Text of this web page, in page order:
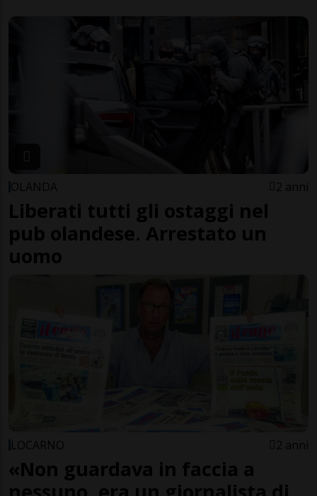
OLANDA 2 anni
Liberati tutti gli ostaggi nel
pub olandese. Arrestato un
uomo
LOCARNO 2 anni
«Non guardava in faccia a